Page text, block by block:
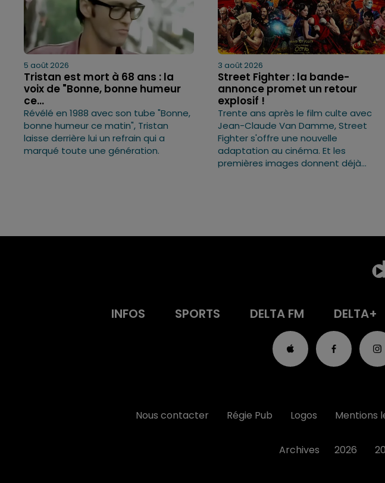
5 août 2026
Tristan est mort à 68 ans : la
voix de "Bonne, bonne humeur
ce...
Révélé en 1988 avec son tube "Bonne,
bonne humeur ce matin", Tristan
laisse derrière lui un refrain qui a
marqué toute une génération.
3 août 2026
Street Fighter : la bande-
annonce promet un retour
explosif !
Trente ans après le film culte avec
Jean-Claude Van Damme, Street
Fighter s'offre une nouvelle
adaptation au cinéma. Et les
premières images donnent déjà...
INFOS SPORTS DELTA FM DELTA+
Nous contacter Régie Pub Logos Mentions
Archives 2026